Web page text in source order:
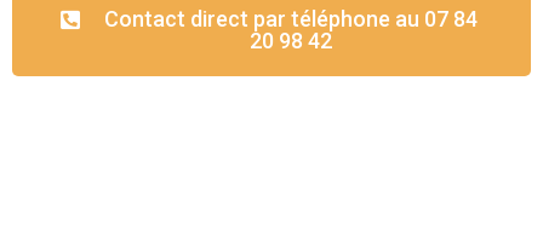
Contact direct par téléphone au 07 84
20 98 42